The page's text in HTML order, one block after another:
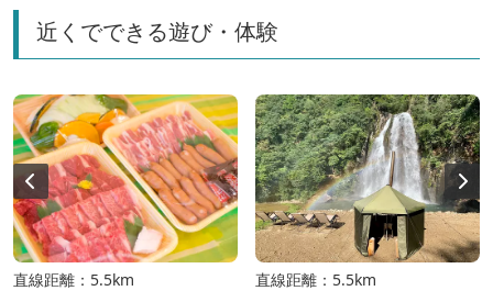
近くでできる遊び・体験
直線距離：5.5km 直線距離：5.5km